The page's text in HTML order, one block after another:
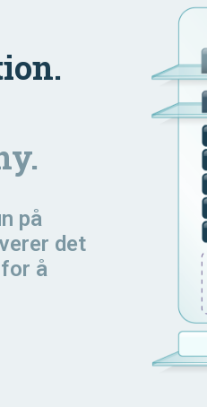
på
det
å